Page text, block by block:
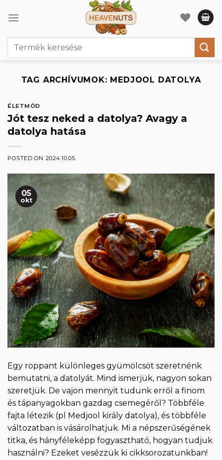
Keresés
TAG ARCHÍVUMOK: MEDJOOL DATOLYA
ÉLETMÓD
Jót tesz neked a datolya? Avagy a
datolya hatása
POSTED ON 2024.10.05.
05
okt
Egy roppant különleges gyümölcsöt szeretnénk
bemutatni, a datolyát. Mind ismerjük, nagyon sokan
szeretjük. De vajon mennyit tudunk erről a finom
és tápanyagokban gazdag csemegéről? Többféle
fajta létezik (pl Medjool király datolya), és többféle
változatban is vásárolhatjuk. Mi a népszerűségének
titka, és hányféleképp fogyasztható, hogyan tudjuk
használni? Ezeket vesézzük ki cikksorozatunkban!